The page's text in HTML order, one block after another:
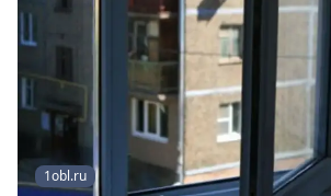
1obl.ru